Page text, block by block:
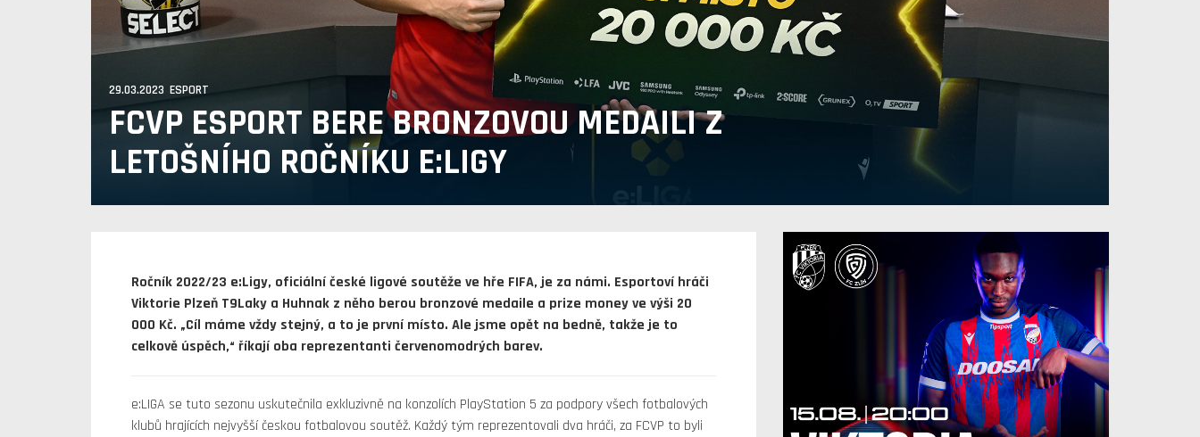
29.03.2023 ESPORT
FCVP ESPORT BERE BRONZOVOU MEDAILI Z
LETOŠNÍHO ROČNÍKU E:LIGY
Ročník 2022/23 e:Ligy, oficiální české ligové soutěže ve hře FIFA, je za námi. Esportoví hráči
Viktorie Plzeň T9Laky a Huhnak z něho berou bronzové medaile a prize money ve výši 20
000 Kč. „Cíl máme vždy stejný, a to je první místo. Ale jsme opět na bedně, takže je to
celkově úspěch,“ říkají oba reprezentanti červenomodrých barev.
e:LIGA se tuto sezonu uskutečnila exkluzivně na konzolích PlayStation 5 za podpory všech fotbalových
klubů hrajících nejvyšší českou fotbalovou soutěž. Každý tým reprezentovali dva hráči, za FCVP to byli